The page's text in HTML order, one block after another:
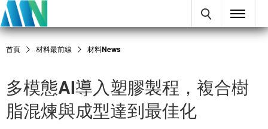
首頁 材料最前線 材料News
多模態AI導入塑膠製程，複合樹
脂混煉與成型達到最佳化